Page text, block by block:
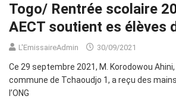
Togo/ Rentrée scolaire
AECT soutient es élèves
L'EmissaireAdmin 30/09/2021
Ce 29 septembre 2021, M. Korodowou
commune de Tchaoudjo 1, a reçu des
l’ONG